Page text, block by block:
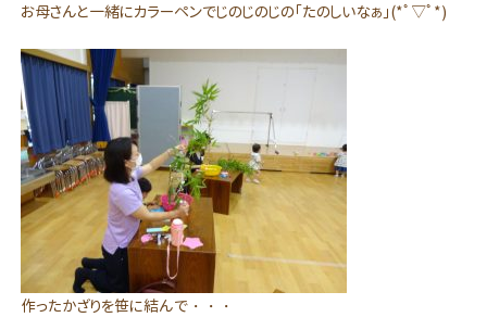
お母さんと一緒にカラーペンでじのじのじの「たのしいなぁ」(*ﾟ▽ﾟ*)
作ったかざりを笹に結んで・・・